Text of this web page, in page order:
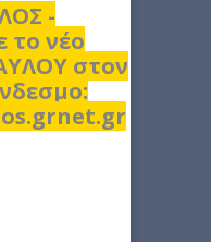
-
το νέο
στον